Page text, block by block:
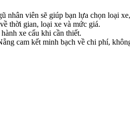
viên sẽ giúp bạn lựa chọn loại
thời gian, loại xe và mức giá.
xe cẩu khi cần thiết.
cam kết minh bạch về chi phí,